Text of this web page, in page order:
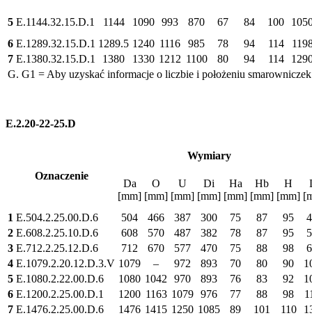
5 E.1144.32.15.D.1 1144 1090 993 870 67 84 100
6 E.1289.32.15.D.1 1289.5 1240 1116 985 78 94 114
7 E.1380.32.15.D.1 1380 1330 1212 1100 80 94 114
G. G1 = Aby uzyskać informacje o liczbie i położeniu
E.2.20-22-25.D
Oznaczenie
Wymiary
Da
[mm]
O
[mm]
U
[mm]
Di
[mm]
Ha
[mm]
Hb
[mm]
H
[mm]
1 E.504.2.25.00.D.6 504 466 387 300 75 87 95
2 E.608.2.25.10.D.6 608 570 487 382 78 87 95
3 E.712.2.25.12.D.6 712 670 577 470 75 88 98
4 E.1079.2.20.12.D.3.V 1079 – 972 893 70 80 90
5 E.1080.2.22.00.D.6 1080 1042 970 893 76 83 92
6 E.1200.2.25.00.D.1 1200 1163 1079 976 77 88 98
7 E.1476.2.25.00.D.6 1476 1415 1250 1085 89 101 110